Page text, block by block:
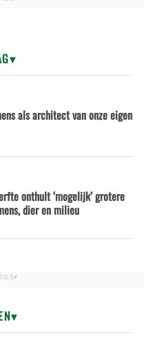
als architect van onze eigen
onthult ‘mogelijk’ grotere
dier en milieu